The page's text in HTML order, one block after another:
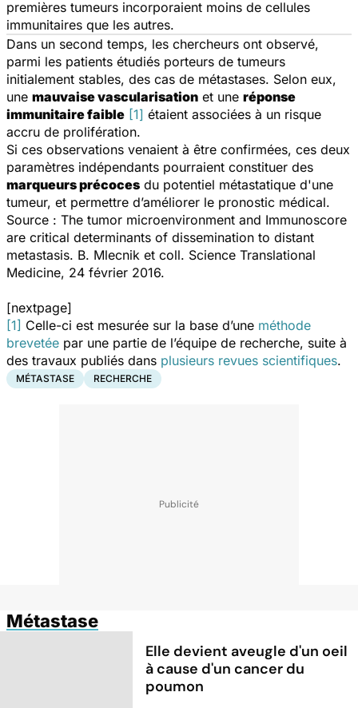
premières tumeurs incorporaient moins de cellules
immunitaires que les autres.
Dans un second temps, les chercheurs ont observé,
parmi les patients étudiés porteurs de tumeurs
initialement stables, des cas de métastases. Selon eux,
une mauvaise vascularisation et une réponse
immunitaire faible [1] étaient associées à un risque
accru de prolifération.
Si ces observations venaient à être confirmées, ces deux
paramètres indépendants pourraient constituer des
marqueurs précoces du potentiel métastatique d'une
tumeur, et permettre d’améliorer le pronostic médical.
Source : The tumor microenvironment and Immunoscore
are critical determinants of dissemination to distant
metastasis. B. Mlecnik et coll. Science Translational
Medicine, 24 février 2016.
[nextpage]
[1] Celle-ci est mesurée sur la base d’une méthode
brevetée par une partie de l’équipe de recherche, suite à
des travaux publiés dans plusieurs revues scientifiques.
MÉTASTASE RECHERCHE
Métastase
Elle devient aveugle d'un oeil
à cause d'un cancer du
poumon